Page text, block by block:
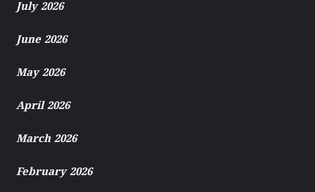
July 2026
June 2026
May 2026
April 2026
March 2026
February 2026